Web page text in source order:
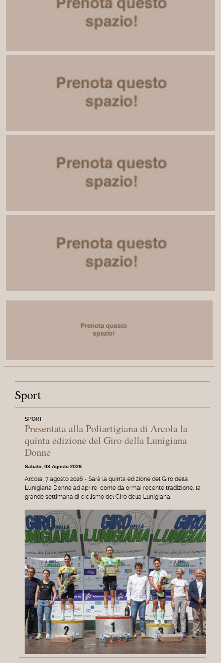
Sport
SPORT
Presentata alla Poliartigiana di Arcola la
quinta edizione del Giro della Lunigiana
Donne
Sabato, 08 Agosto 2026
Arcola, 7 agosto 2026 - Sarà la quinta edizione del Giro della
Lunigiana Donne ad aprire, come da ormai recente tradizione, la
grande settimana di ciclismo del Giro della Lunigiana.